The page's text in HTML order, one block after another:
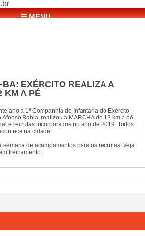
☰ MENU
BA: EXÉRCITO REALIZA A
KM A PÉ
ano a 1ª Companhia de Infantaria do Exército
Bahia, realizou a MARCHA de 12 km a pé
e recrutas incorporados no ano de 2019. Todos
na cidade.
semana de acampamentos para os recrutas. Veja
treinamento.